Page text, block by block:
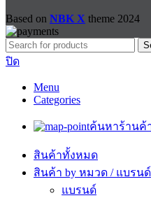
Based on NBK X theme 2024
ปิด
Menu
Categories
ค้นหาร้านค้
สินค้าทั้งหมด
สินค้า by หมวด / แบรนด์
แบรนด์